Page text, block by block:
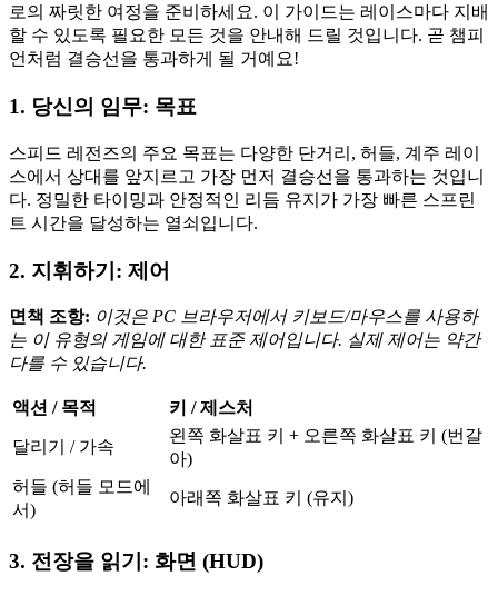
로의 짜릿한 여정을 준비하세요. 이 가이드는 레이스마다 지배
할 수 있도록 필요한 모든 것을 안내해 드릴 것입니다. 곧 챔피
언처럼 결승선을 통과하게 될 거예요!
1. 당신의 임무: 목표
스피드 레전즈의 주요 목표는 다양한 단거리, 허들, 계주 레이
스에서 상대를 앞지르고 가장 먼저 결승선을 통과하는 것입니
다. 정밀한 타이밍과 안정적인 리듬 유지가 가장 빠른 스프린
트 시간을 달성하는 열쇠입니다.
2. 지휘하기: 제어
면책 조항: 이것은 PC 브라우저에서 키보드/마우스를 사용하
는 이 유형의 게임에 대한 표준 제어입니다. 실제 제어는 약간
다를 수 있습니다.
액션 / 목적 키 / 제스처
달리기 / 가속
왼쪽 화살표 키 + 오른쪽 화살표 키 (번갈
아)
허들 (허들 모드에
서)
아래쪽 화살표 키 (유지)
3. 전장을 읽기: 화면 (HUD)